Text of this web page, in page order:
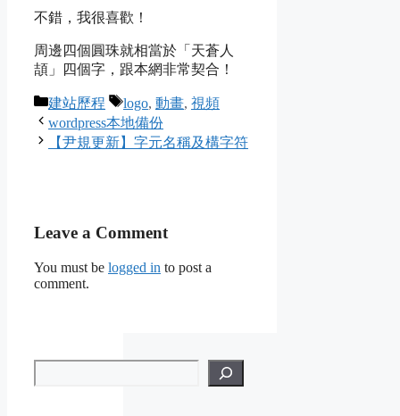
不錯，我很喜歡！
周邊四個圓珠就相當於「天蒼人
頡」四個字，跟本網非常契合！
Categories
建站歷程 Tags
logo, 動畫, 視頻
wordpress本地備份
【尹規更新】字元名稱及構字符
Leave a Comment
You must be logged in to post a
comment.